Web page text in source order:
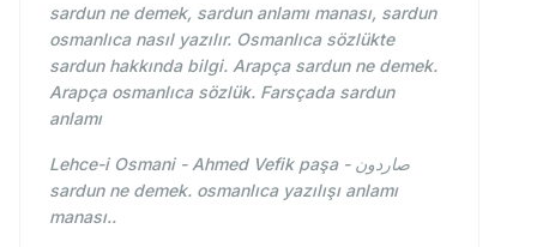
sardun ne demek, sardun anlamı manası, sardun
osmanlıca nasıl yazılır. Osmanlıca sözlükte
sardun hakkında bilgi. Arapça sardun ne demek.
Arapça osmanlıca sözlük. Farsçada sardun
anlamı
Lehce-i Osmani - Ahmed Vefik paşa - صاردون
sardun ne demek. osmanlıca yazılışı anlamı
manası..